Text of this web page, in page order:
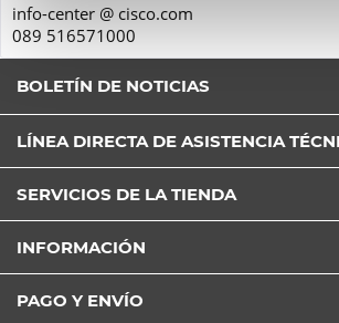
He leído la
de acuerdo*
Los campos con * son obligatorios
info-center @ cisco.com
089 516571000
BOLETÍN DE NOTICIAS
LÍNEA DIRECTA DE ASISTENCIA
SERVICIOS DE LA TIENDA
INFORMACIÓN
PAGO Y ENVÍO